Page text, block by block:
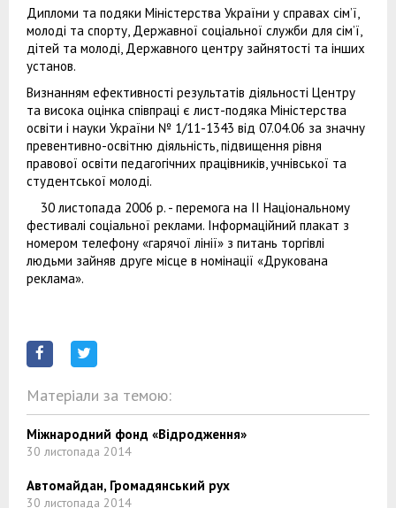
Дипломи та подяки Міністерства України у справах сім’ї,
молоді та спорту, Державної соціальної служби для сім’ї,
дітей та молоді, Державного центру зайнятості та інших
установ.
Визнанням ефективності результатів діяльності Центру
та висока оцінка співпраці є лист-подяка Міністерства
освіти і науки України № 1/11-1343 від 07.04.06 за значну
превентивно-освітню діяльність, підвищення рівня
правової освіти педагогічних працівників, учнівської та
студентської молоді.
30 листопада 2006 р. - перемога на ІІ Національному
фестивалі соціальної реклами. Інформаційний плакат з
номером телефону «гарячої лінії» з питань торгівлі
людьми зайняв друге місце в номінації «Друкована
реклама».
Матеріали за темою:
Міжнародний фонд «Відродження»
30 листопада 2014
Автомайдан, Громадянський рух
30 листопада 2014